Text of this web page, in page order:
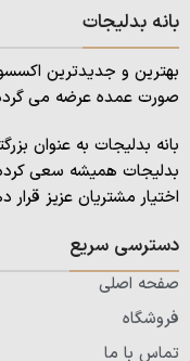
بانه بدلیجات
بهترین و جدیدترین
صورت عمده عرضه می
بانه بدلیجات به عنوان
بدلیجات همیشه سعی کرده
اختیار مشتریان عزیز قرار
دسترسی سریع
صفحه اصلی
فروشگاه
تماس با ما